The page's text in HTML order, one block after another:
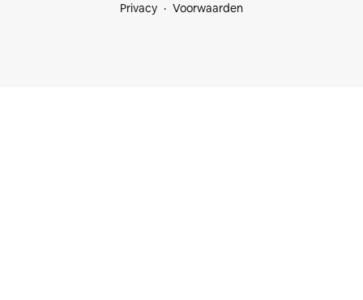
Privacy
Voorwaarden